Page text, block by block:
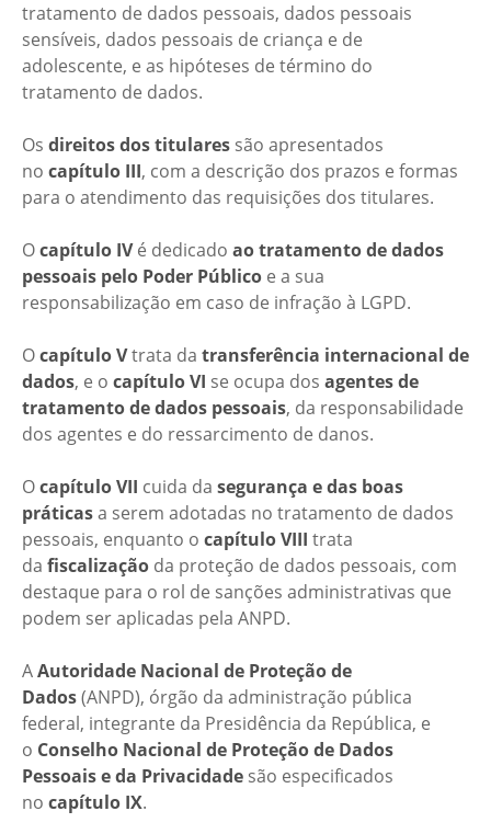
tratamento de dados pessoais, dados pessoais
sensíveis, dados pessoais de criança e de
adolescente, e as hipóteses de término do
tratamento de dados.
Os direitos dos titulares são apresentados
no capítulo III, com a descrição dos prazos e formas
para o atendimento das requisições dos titulares.
Ocapítulo IVé dedicado ao tratamento de dados
pessoais pelo Poder Público e a sua
responsabilização em caso de infração à LGPD.
Ocapítulo Vtrata da transferência internacional de
dados, e o capítulo VI se ocupa dos agentes de
tratamento de dados pessoais, da responsabilidade
dos agentes e do ressarcimento de danos.
Ocapítulo VII cuida da segurança e das boas
práticasa serem adotadas no tratamento de dados
pessoais, enquanto o capítulo VIII trata
da fiscalização da proteção de dados pessoais, com
destaque para o rol de sanções administrativas que
podem ser aplicadas pela ANPD.
AAutoridade Nacional de Proteção de
Dados(ANPD), órgão da administração pública
federal, integrante da Presidência da República, e
o Conselho Nacional de Proteção de Dados
Pessoais e da Privacidade são especificados
no capítulo IX.